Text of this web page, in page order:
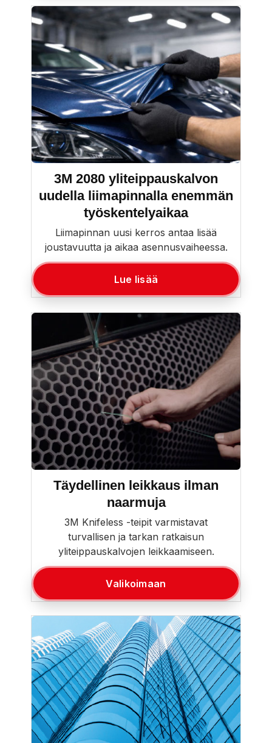
3M 2080 yliteippauskalvon
uudella liimapinnalla enemmän
työskentelyaikaa
Liimapinnan uusi kerros antaa lisää
joustavuutta ja aikaa asennusvaiheessa.
Lue lisää
Täydellinen leikkaus ilman
naarmuja
3M Knifeless -teipit varmistavat
turvallisen ja tarkan ratkaisun
yliteippauskalvojen leikkaamiseen.
Valikoimaan